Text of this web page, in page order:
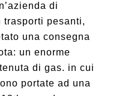
di
pesanti,
una consegna
un enorme
di gas. in cui
portate ad una